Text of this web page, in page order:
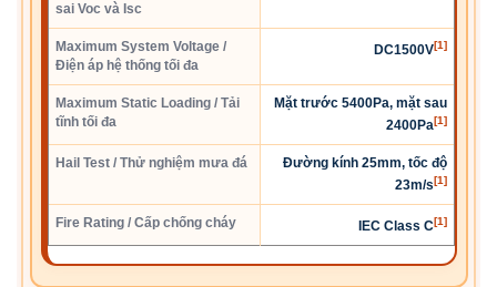
sai Voc và Isc
Maximum System Voltage /
Điện áp hệ thống tối đa
DC1500V[1]
Maximum Static Loading / Tải
tĩnh tối đa
Mặt trước 5400Pa, mặt sau
2400Pa[1]
Hail Test / Thử nghiệm mưa đá
Đường kính 25mm, tốc độ
23m/s[1]
Fire Rating / Cấp chống cháy IEC Class C[1]